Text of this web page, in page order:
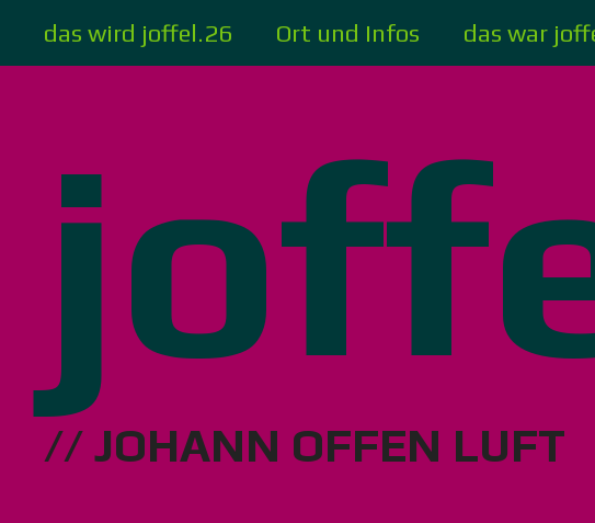
Inhalt
das wird joffel.26 Ort und Infos das war
// JOHANN OFFEN LUFT